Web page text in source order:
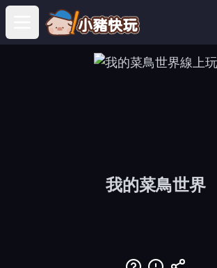
Open main menu
我的菜鳥世界